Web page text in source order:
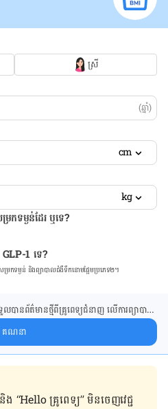
ស្រី
(ឆ្នាំ)
cm
kg
កទម្ងន់ដែរ ឬទេ?
1 ទេ?
ម្រក​ទម្ងន់ និង​ព្យា​បាល​ជំ​ងឺ​ទឹក​នោម​ផ្អែម​ប្រភេទ២។
បាន​ព័ត៌​មាន​ថ្មី​ពី​គ្រូពេទ្យ​ជំនាញ លើ​ការ​ព្យា​បាល​
ទាល់​ក្នុង​ប្រអប់​សារ​របស់​អ្នក។
គណនា
គ្រូពេទ្យ” មិន​ចេញ​វេជ្ជ